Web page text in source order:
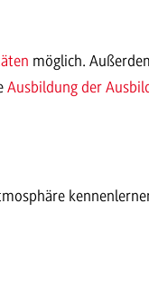
möglich.
Ausbildung der